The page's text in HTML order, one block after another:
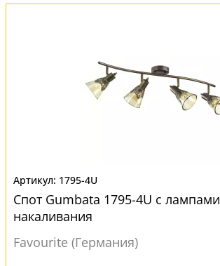
1795-4U
Спот Gumbata 1795-4U с лампами
накаливания
Favourite (Германия)